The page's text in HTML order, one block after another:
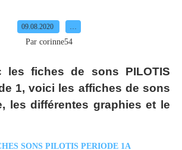
09.08.2020
Par corinne54
les fiches de sons PILOTIS
1, voici les affiches de sons
les différentes graphies et le